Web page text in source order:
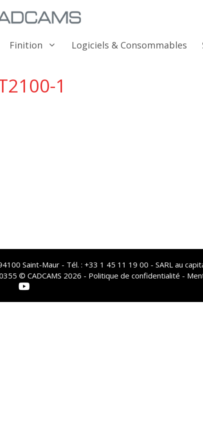
Finition Logiciels & Consommables
1
Saint-Maur - Tél. : +33 1 45 11 19 00 - SARL au
© CADCAMS 2026 - Politique de confidentialité -